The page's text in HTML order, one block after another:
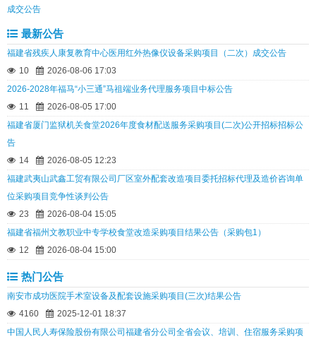
成交公告
最新公告
福建省残疾人康复教育中心医用红外热像仪设备采购项目（二次）成交公告
10
2026-08-06 17:03
2026-2028年福马“小三通”马祖端业务代理服务项目中标公告
11
2026-08-05 17:00
福建省厦门监狱机关食堂2026年度食材配送服务采购项目(二次)公开招标招标公
告
14
2026-08-05 12:23
福建武夷山武鑫工贸有限公司厂区室外配套改造项目委托招标代理及造价咨询单
位采购项目竞争性谈判公告
23
2026-08-04 15:05
福建省福州文教职业中专学校食堂改造采购项目结果公告（采购包1）
12
2026-08-04 15:00
热门公告
南安市成功医院手术室设备及配套设施采购项目(三次)结果公告
4160
2025-12-01 18:37
中国人民人寿保险股份有限公司福建省分公司全省会议、培训、住宿服务采购项